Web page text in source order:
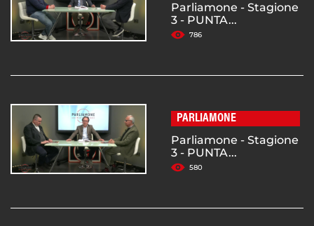
Parliamone - Stagione
3 - PUNTA...
786
PARLIAMONE
Parliamone - Stagione
3 - PUNTA...
580